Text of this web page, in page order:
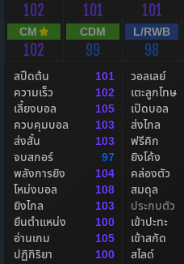
102 101 101
CM
102
CDM
99
L/RWB
98
สปีดต้น 101
ความเร็ว 102
เลี้ยงบอล 105
ควบคุมบอล 103
ส่งสั้น 103
จบสกอร์ 97
พลังการยิง 104
โหม่งบอล 108
ยิงไกล 103
ยืนตำแหน่ง 100
อ่านเกม 105
ปฏิกิริยา 100
วอลเลย์
เตะลูกโทษ
เปิดบอล
ส่งไกล
ฟรีคิก
ยิงโค้ง
คล่องตัว
สมดุล
ประกบตัว
เข้าปะทะ
เข้าสกัด
สไลด์